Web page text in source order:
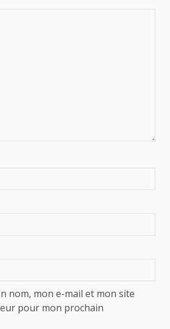
nom, mon e-mail et mon site
pour mon prochain